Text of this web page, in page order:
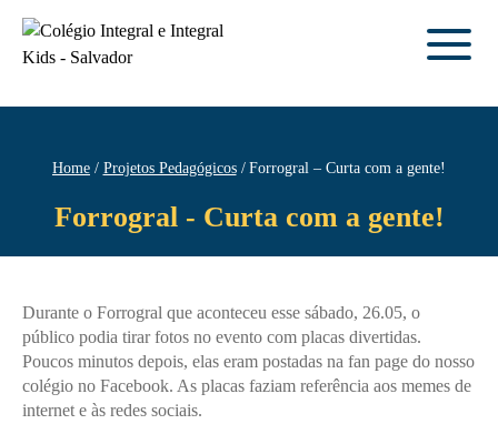
Home Projetos Pedagógicos Forrogral – Curta com a gente!
Forrogral - Curta com a gente!
Durante o Forrogral que aconteceu esse sábado, 26.05, o
público podia tirar fotos no evento com placas divertidas.
Poucos minutos depois, elas eram postadas na fan page do nosso
colégio no Facebook. As placas faziam referência aos memes de
internet e às redes sociais.